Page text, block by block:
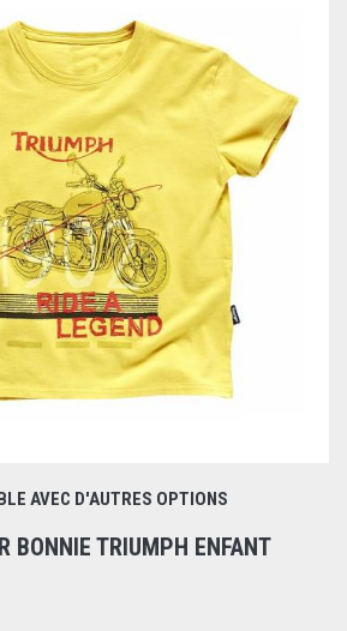
AVEC D'AUTRES OPTIONS
BONNIE TRIUMPH ENFANT